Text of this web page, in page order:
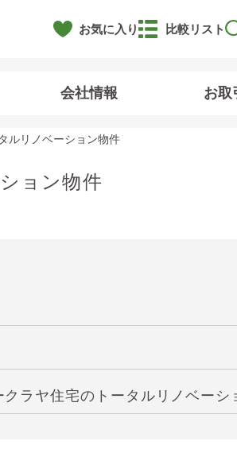
お気に入り 比較リスト
会社情報 お取
ルリノベーション物件
ョン物件
ラヤ住宅のトータルリノベーシ